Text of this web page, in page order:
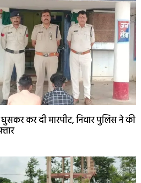
कर दी मारपीट, निवार पुलिस ने की